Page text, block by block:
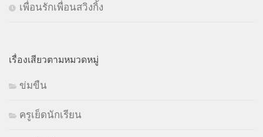
เพื่อนรักเพื่อนสวิงกิ้ง
เรื่องเสียวตามหมวดหมู่
ข่มขืน
ครูเย็ดนักเรียน